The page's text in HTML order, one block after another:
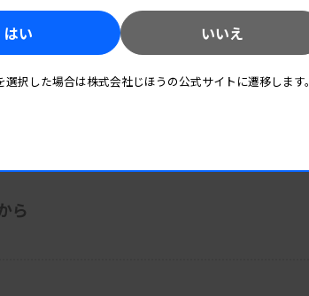
能・新技術）」、ヘムサイ
んゲノムプロファイリング検
油
ら
はい いいえ
択した場合は株式会社じほうの公式サイトに遷移します。